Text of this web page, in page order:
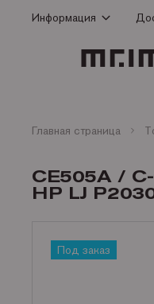
Информация
Доставка
Сертификаты
Контакты
Главная страница
CE505A /
HP LJ
Под заказ